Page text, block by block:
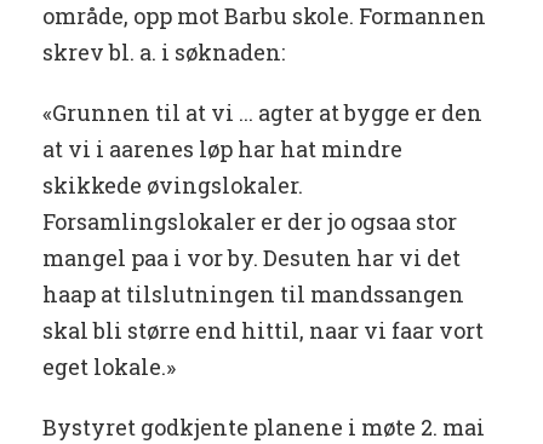
område, opp mot Barbu skole. Formannen
skrev bl. a. i søknaden:
«Grunnen til at vi ... agter at bygge er den
at vi i aarenes løp har hat mindre
skikkede øvingslokaler.
Forsamlingslokaler er der jo ogsaa stor
mangel paa i vor by. Desuten har vi det
haap at tilslutningen til mandssangen
skal bli større end hittil, naar vi faar vort
eget lokale.»
Bystyret godkjente planene i møte 2. mai